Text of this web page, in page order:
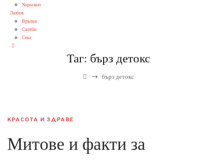
Хороскоп
Любов
Връзки
Сватби
Секс
Таг: бърз детокс
→ бърз детокс
КРАСОТА И ЗДРАВЕ
Митове и факти за